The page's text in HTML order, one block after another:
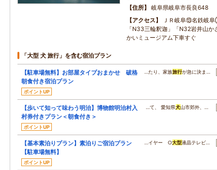
住所
岐阜県岐阜市長良648
アクセス
ＪＲ岐阜⑬名鉄岐
「N33三輪釈迦」「N32岩井山か
かいミュージアム下車すぐ
「大型 犬 旅行」を含む宿泊プラン
【駐車場無料】お部屋タイプおまかせ 破格
朝食付き宿泊プラン
ポイントUP
…たり、家族旅行が急に決ま…
【歩いて知って味わう明治】博物館明治村入
村券付きプラン＜朝食付き＞
ポイントUP
…て、 愛知県犬山市郊外、…
【基本素泊りプラン】素泊りご宿泊プラン
【駐車場無料】
ポイントUP
…イヤー ○大型液晶テレビ…